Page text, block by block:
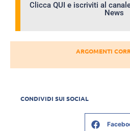
Clicca QUI e iscriviti al
News
ARGOMENTI
CONDIVIDI SUI SOCIAL